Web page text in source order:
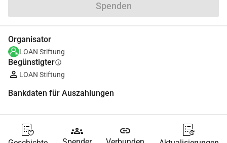
Spenden
Organisator
LOAN Stiftung
Begünstigterinfo
LOAN Stiftung
Bankdaten für Auszahlungen
groups link